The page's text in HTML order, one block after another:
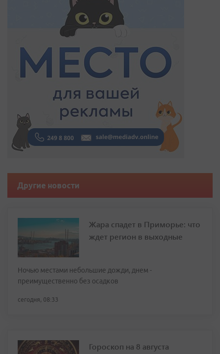
Другие новости
Жара спадет в Приморье: что
ждет регион в выходные
Ночью местами небольшие дожди, днем -
преимущественно без осадков
сегодня, 08:33
Гороскоп на 8 августа